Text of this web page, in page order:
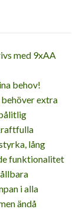
med 9xAA
behov!
extra
lång
funktionalitet
i alla
ändå